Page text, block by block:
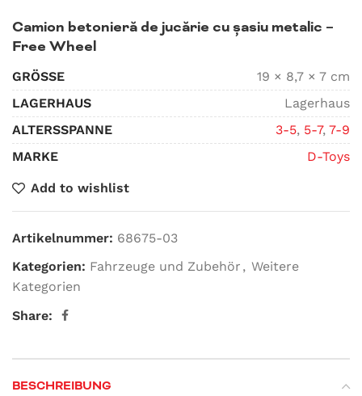
Camion betonieră de jucărie cu șasiu metalic –
Free Wheel
GRÖSSE
19 × 8,7 × 7 cm
LAGERHAUS
Lagerhaus
ALTERSSPANNE
3-5, 5-7, 7-9
MARKE
D-Toys
Add to wishlist
Artikelnummer: 68675-03
Kategorien: Fahrzeuge und Zubehör , Weitere
Kategorien
Share:
BESCHREIBUNG